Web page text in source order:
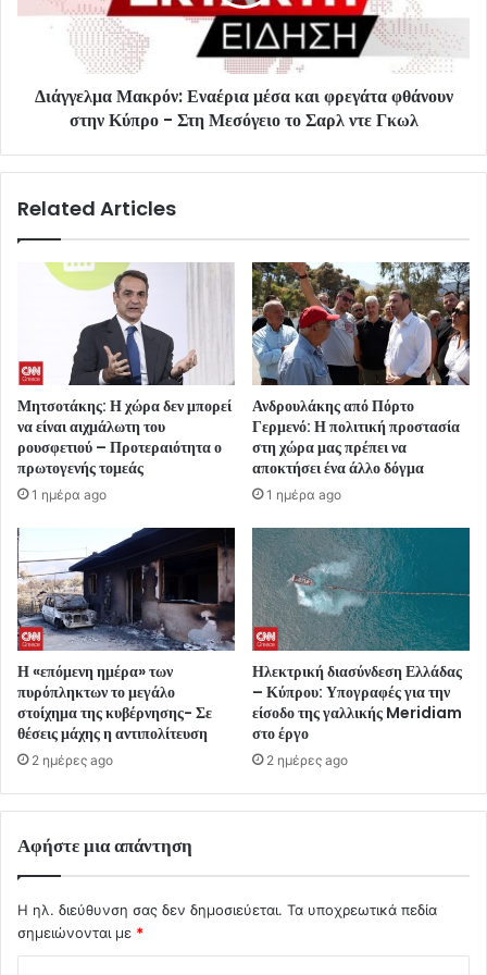
Διάγγελμα Μακρόν: Εναέρια μέσα και φρεγάτα φθάνουν
στην Κύπρο - Στη Μεσόγειο το Σαρλ ντε Γκωλ
Related Articles
Μητσοτάκης: Η χώρα δεν μπορεί
να είναι αιχμάλωτη του
ρουσφετιού – Προτεραιότητα ο
πρωτογενής τομεάς
1 ημέρα ago
Ανδρουλάκης από Πόρτο
Γερμενό: Η πολιτική προστασία
στη χώρα μας πρέπει να
αποκτήσει ένα άλλο δόγμα
1 ημέρα ago
Η «επόμενη ημέρα» των
πυρόπληκτων το μεγάλο
στοίχημα της κυβέρνησης- Σε
θέσεις μάχης η αντιπολίτευση
2 ημέρες ago
Ηλεκτρική διασύνδεση Ελλάδας
– Κύπρου: Υπογραφές για την
είσοδο της γαλλικής Meridiam
στο έργο
2 ημέρες ago
Αφήστε μια απάντηση
Η ηλ. διεύθυνση σας δεν δημοσιεύεται. Τα υποχρεωτικά πεδία
σημειώνονται με *